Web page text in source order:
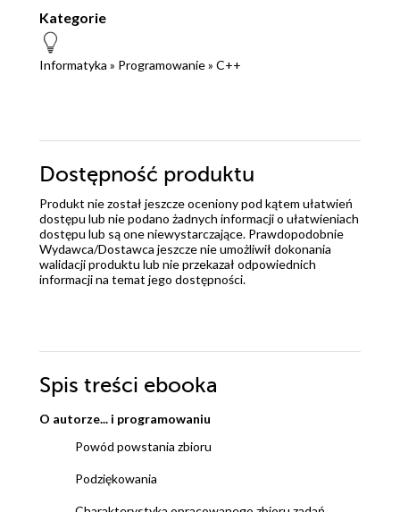
Kategorie
Informatyka » Programowanie» C++
Dostępność produktu
Produkt nie został jeszcze oceniony pod kątem ułatwień
dostępu lub nie podano żadnych informacji o ułatwieniach
dostępu lub są one niewystarczające. Prawdopodobnie
Wydawca/Dostawca jeszcze nie umożliwił dokonania
walidacji produktu lub nie przekazał odpowiednich
informacji na temat jego dostępności.
Spis treści ebooka
O autorze... i programowaniu
Powód powstania zbioru
Podziękowania